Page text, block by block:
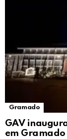
Gramado
GAV
em Gramado